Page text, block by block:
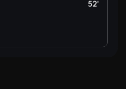
52'
sur LinkedIn